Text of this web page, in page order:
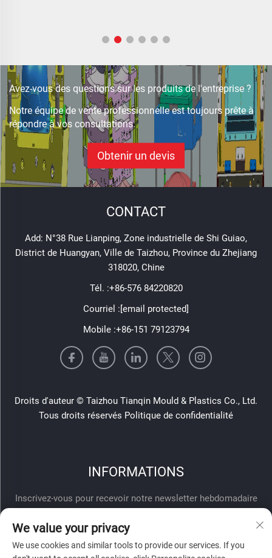
Avez-vous des questions sur les produits de l'entreprise ?
Notre équipe de vente professionnelle est toujours prête à
répondre à vos consultations.
Obtenir un devis
CONTACT
Add: N°38 Rue Lianping, Zone industrielle de Shi Guiao,
District de Huangyan, Ville de Taizhou, Province du Zhejiang
318020, Chine
Tél. :+86-576 84220820
Courriel :[email protected]
Mobile :+86-151 79123794
Droits d'auteur © Taizhou Tianqin Mould & Plastics Co., Ltd.
Tous droits réservés Politique de confidentialité
INFORMATIONS
Inscrivez-vous pour recevoir notre newsletter hebdomadaire
We value your privacy
We use cookies and similar tools to provide our services. If you